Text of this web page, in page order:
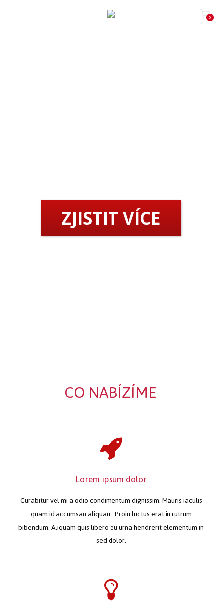
0
ZJISTIT VÍCE
CO NABÍZÍME
Lorem ipsum dolor
Curabitur vel mi a odio condimentum dignissim. Mauris iaculis
quam id accumsan aliquam. Proin luctus erat in rutrum
bibendum. Aliquam quis libero eu urna hendrerit elementum in
sed dolor.